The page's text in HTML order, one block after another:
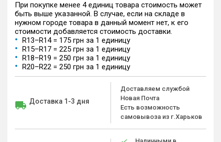
При покупке менее 4 единиц товара стоимость может
быть выше указанной. В случае, если на складе в
нужном городе товара в данный момент нет, к его
стоимости добавляется стоимость доставки.
R13–R14 = 175 грн за 1 единицу
R15–R17 = 225 грн за 1 единицу
R18–R19 = 250 грн за 1 единицу
R20–R22 = 250 грн за 1 единицу
Доставка 1-3 дня
Доставляем службой
Новая Почта
Есть возможность
самовывоза из г.Харьков